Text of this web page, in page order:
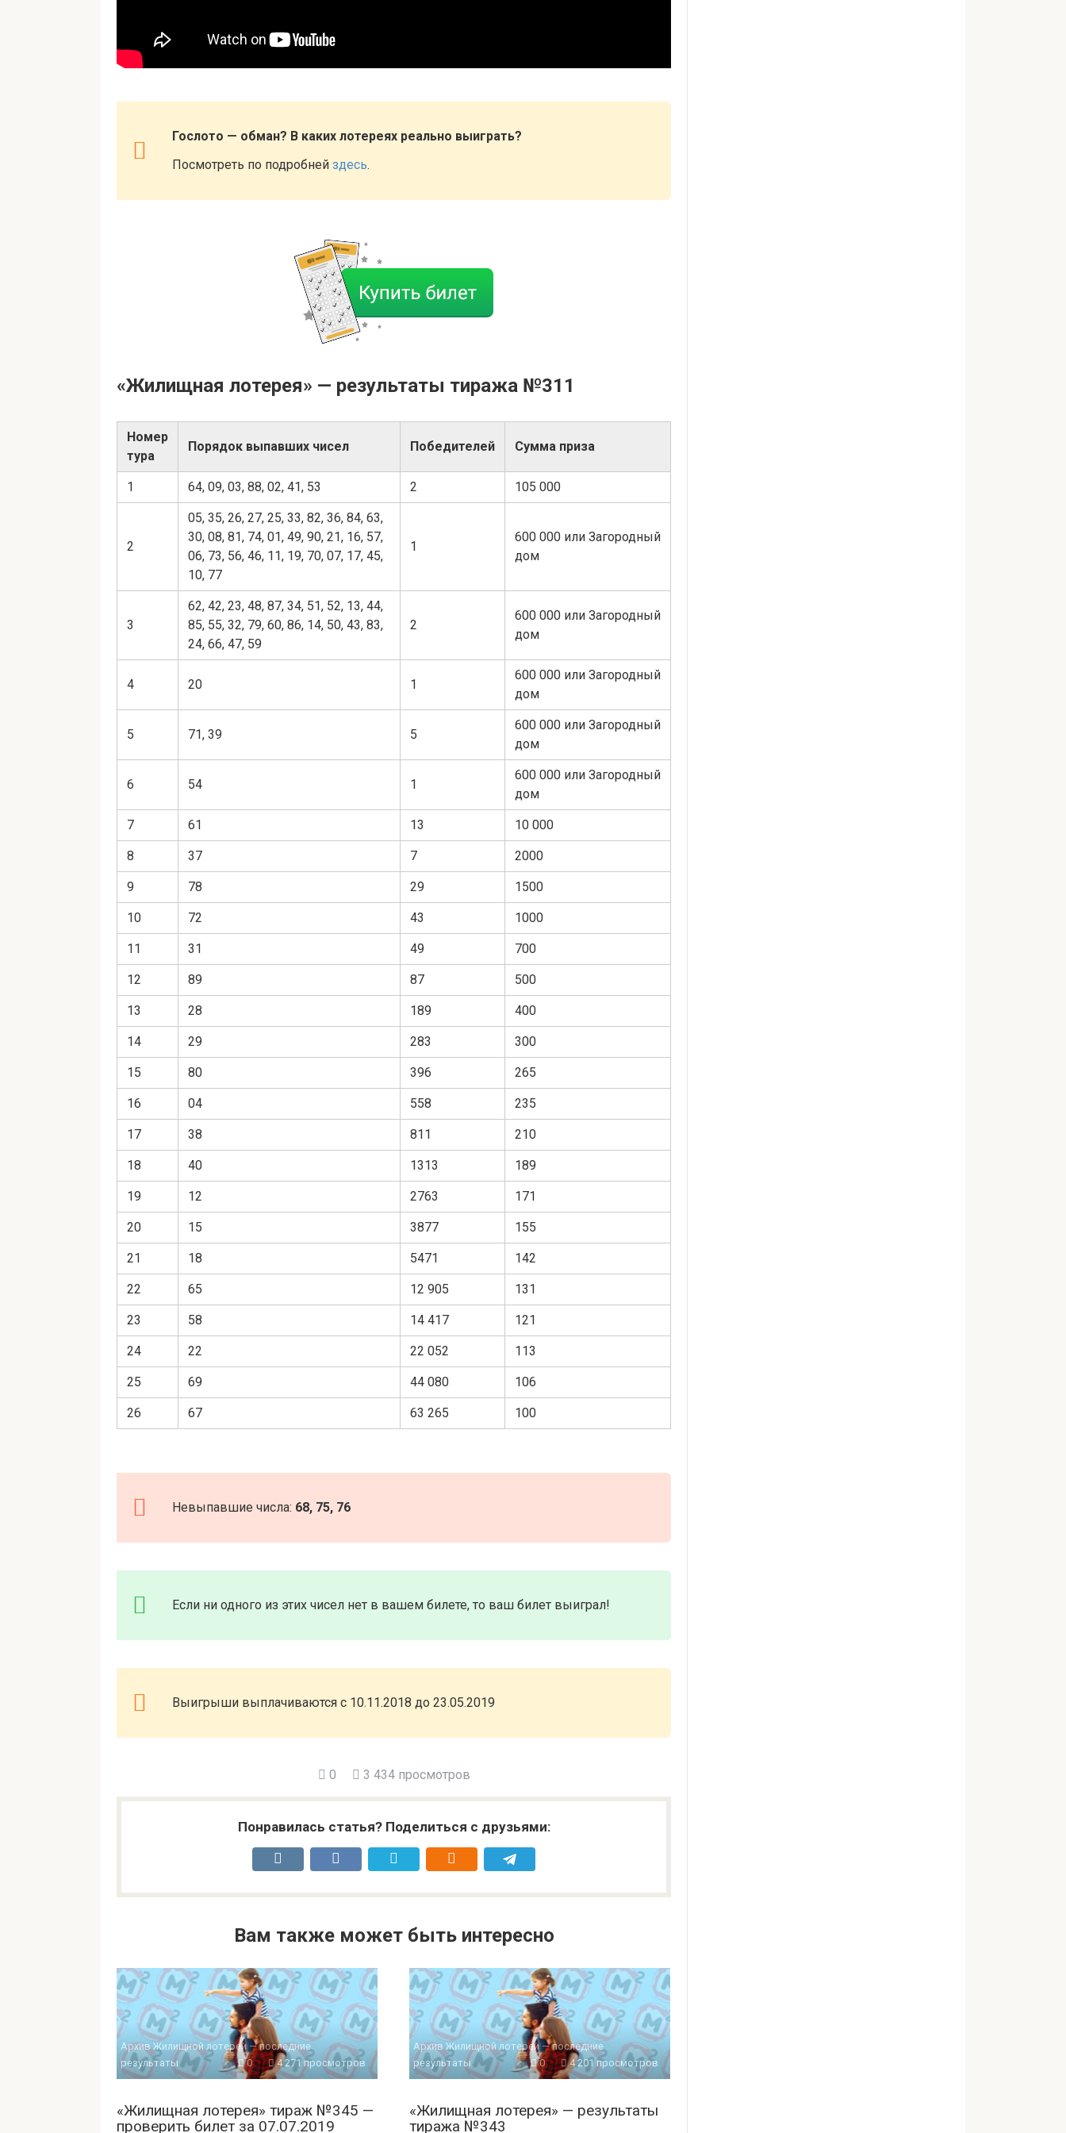
Гослото — обман? В каких лотереях реально выиграть?
Посмотреть по подробней здесь.
«Жилищная лотерея» — результаты тиража №311
Номер
тура
Порядок выпавших чисел Победителей Сумма приза
1 64, 09, 03, 88, 02, 41, 53 2 105 000
2
05, 35, 26, 27, 25, 33, 82, 36, 84, 63,
30, 08, 81, 74, 01, 49, 90, 21, 16, 57,
06, 73, 56, 46, 11, 19, 70, 07, 17, 45,
10, 77
1
600 000 или Загородный
дом
3
62, 42, 23, 48, 87, 34, 51, 52, 13, 44,
85, 55, 32, 79, 60, 86, 14, 50, 43, 83,
24, 66, 47, 59
2
600 000 или Загородный
дом
4 20 1
600 000 или Загородный
дом
5 71, 39 5
600 000 или Загородный
дом
6 54 1
600 000 или Загородный
дом
7 61 13 10 000
8 37 7 2000
9 78 29 1500
10 72 43 1000
11 31 49 700
12 89 87 500
13 28 189 400
14 29 283 300
15 80 396 265
16 04 558 235
17 38 811 210
18 40 1313 189
19 12 2763 171
20 15 3877 155
21 18 5471 142
22 65 12 905 131
23 58 14 417 121
24 22 22 052 113
25 69 44 080 106
26 67 63 265 100
Невыпавшие числа: 68, 75, 76
Если ни одного из этих чисел нет в вашем билете, то ваш билет выиграл!
Выигрыши выплачиваются с 10.11.2018 до 23.05.2019
0 3 434 просмотров
Понравилась статья? Поделиться с друзьями:
Вам также может быть интересно
Архив Жилищной лотереи — последние
результаты
0 4 271 просмотров
«Жилищная лотерея» тираж №345 —
проверить билет за 07.07.2019
Архив Жилищной лотереи — последние
результаты
0 4 201 просмотров
«Жилищная лотерея» — результаты
тиража №343